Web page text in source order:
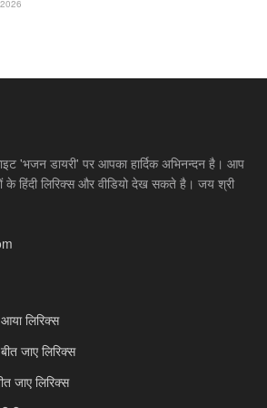
'भजन डायरी' पर आपका हार्दिक अभिनन्दन है। आप
के हिंदी लिरिक्स और वीडियो देख सकते है। जय श्री
आया लिरिक्स
जाए लिरिक्स
जाए लिरिक्स